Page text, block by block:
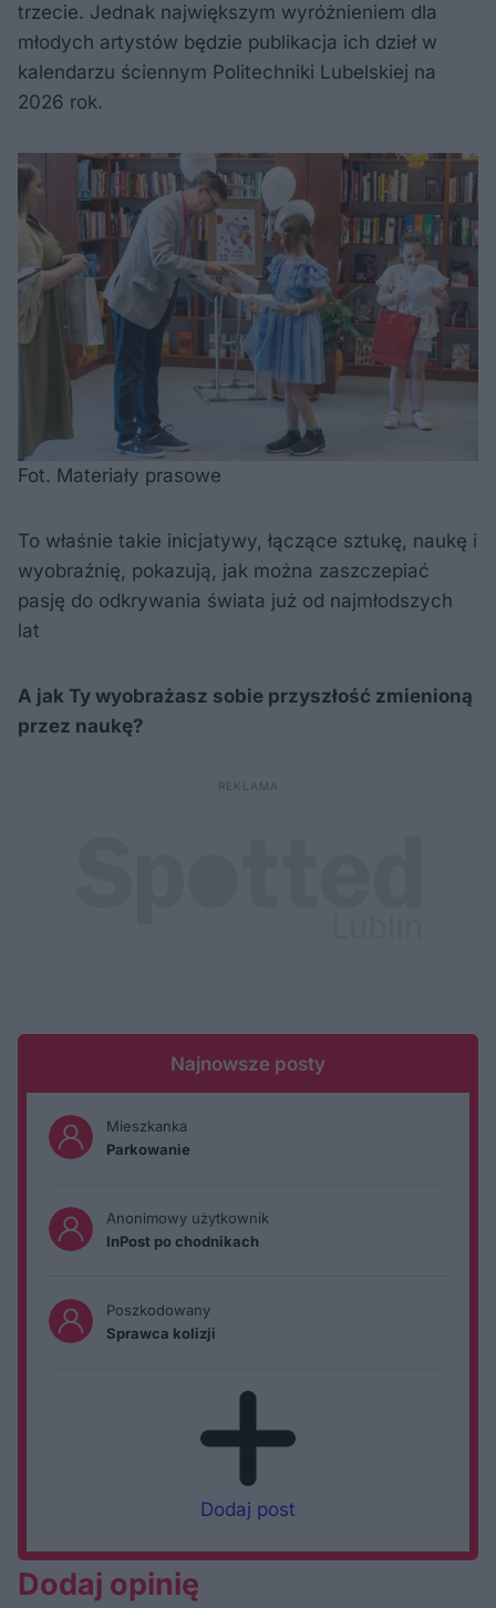
trzecie. Jednak największym wyróżnieniem dla
młodych artystów będzie publikacja ich dzieł w
kalendarzu ściennym Politechniki Lubelskiej na
2026 rok.
Fot. Materiały prasowe
To właśnie takie inicjatywy, łączące sztukę, naukę i
wyobraźnię, pokazują, jak można zaszczepiać
pasję do odkrywania świata już od najmłodszych
lat
A jak Ty wyobrażasz sobie przyszłość zmienioną
przez naukę?
Najnowsze posty
Mieszkanka
Parkowanie
Anonimowy użytkownik
InPost po chodnikach
Poszkodowany
Sprawca kolizji
Dodaj post
Dodaj opinię